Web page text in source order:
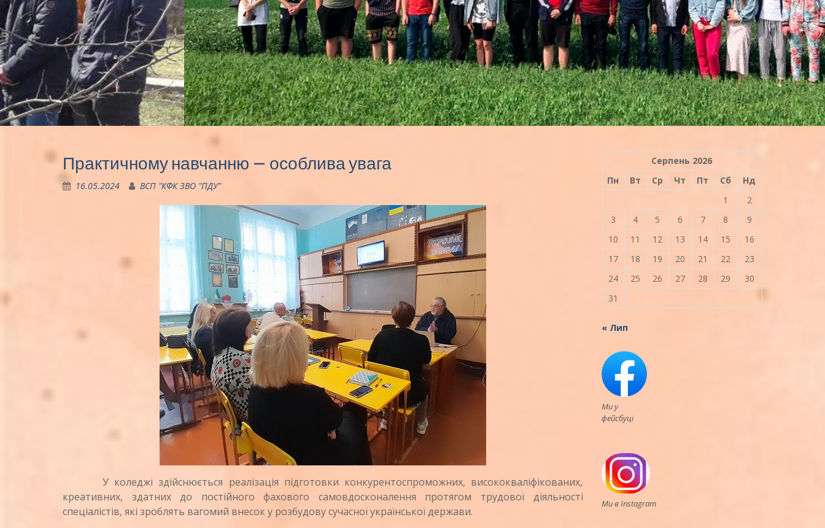
Практичному навчанню – особлива увага
16.05.2024 ВСП "КФК ЗВО "ПДУ"
У коледжі здійснюється реалізація підготовки конкурентоспроможних, висококваліфікованих,
креативних, здатних до постійного фахового самовдосконалення протягом трудової діяльності
спеціалістів, які зроблять вагомий внесок у розбудову сучасної української держави.
Серпень 2026
Пн
Вт Ср Чт Пт Сб
Нд
1
2
3
4 5 6 7 8
9
10
11 12 13 14 15
16
17
18 19 20 21 22
23
24
25 26 27 28 29
30
31
« Лип
Ми у
фейсбуці
Ми в Instagram